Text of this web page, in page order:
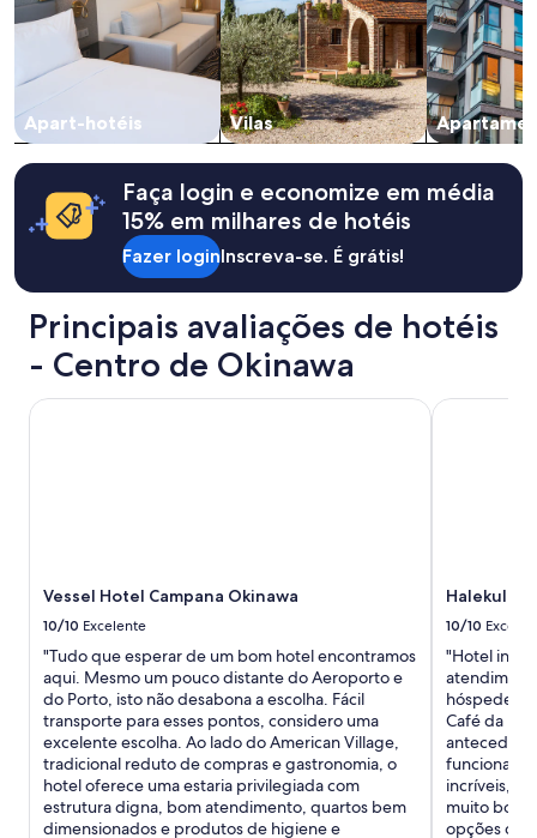
a
n
!
"
Os
a
disponibilidade
estão
sujeitos
a
alterações.
Termos
adicionais
aplicam.
Apart-hotéis Vilas
Faça login e economize em média
15% em milhares de hotéis
Fazer loginInscreva-se. É grátis!
Principais avaliações de hotéis
- Centro de Okinawa
Vessel Hotel Campana Okinawa
10/10 Excelente
"Tudo que esperar de um bom hotel encontramos
aqui. Mesmo um pouco distante do Aeroporto e
do Porto, isto não desabona a escolha. Fácil
transporte para esses pontos, considero uma
excelente escolha. Ao lado do American Village,
tradicional reduto de compras e gastronomia, o
hotel oferece uma estaria privilegiada com
estrutura digna, bom atendimento, quartos bem
dimensionados e produtos de higiene e
Vessel Hotel Campana Okinawa
Halekulani
10/10
"Hotel
hóspede é
Café da
funciona
incríveis, o
muito bom,
opções de
Halekulani